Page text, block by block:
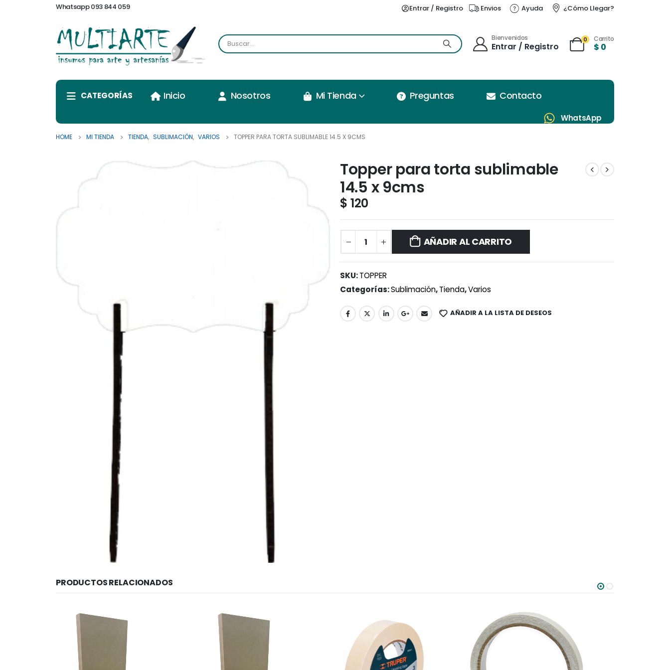
Whatsapp 093 844 059 Entrar / Registro Envios Ayuda ¿Cómo Llegar?
Bienvenidos
Entrar / Registro
0 Carrito
$ 0
CATEGORÍAS Inicio Nosotros Mi Tienda Preguntas Contacto
WhatsApp
HOME MI TIENDA TIENDA, SUBLIMACIÓN, VARIOS TOPPER PARA TORTA SUBLIMABLE 14.5 X 9CMS
Topper para torta sublimable
14.5 x 9cms
$ 120
AÑADIR AL CARRITO
SKU:TOPPER
Categorías:Sublimación,Tienda,Varios
AÑADIR A LA LISTA DE DESEOS
PRODUCTOS RELACIONADOS